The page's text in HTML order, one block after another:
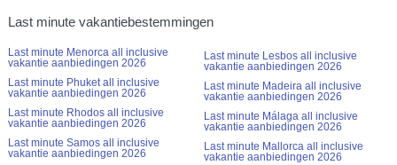
Last minute vakantiebestemmingen
Last minute Menorca all inclusive
vakantie aanbiedingen 2026
Last minute Phuket all inclusive
vakantie aanbiedingen 2026
Last minute Rhodos all inclusive
vakantie aanbiedingen 2026
Last minute Samos all inclusive
vakantie aanbiedingen 2026
Last minute Lesbos all inclusive
vakantie aanbiedingen 2026
Last minute Madeira all inclusive
vakantie aanbiedingen 2026
Last minute Málaga all inclusive
vakantie aanbiedingen 2026
Last minute Mallorca all inclusive
vakantie aanbiedingen 2026